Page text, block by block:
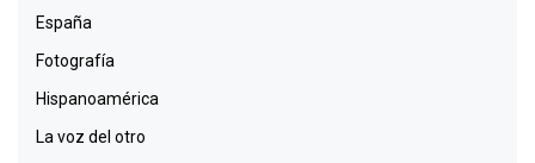
España
Fotografía
Hispanoamérica
La voz del otro